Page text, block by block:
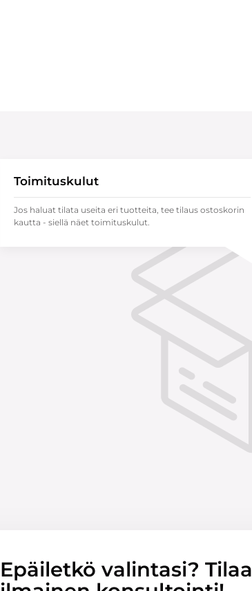
Toimituskulut
Jos haluat tilata useita eri tuotteita, tee tilaus ostoskorin
kautta - siellä näet toimituskulut.
Epäiletkö valintasi? Tilaa